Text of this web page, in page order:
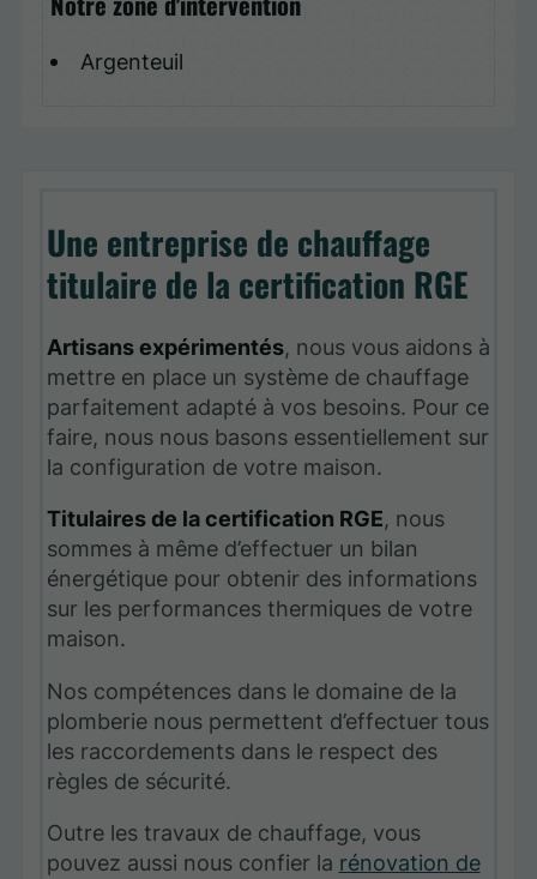
Argenteuil
Une entreprise de chauffage
titulaire de la certification RGE
Artisans expérimentés, nous vous aidons à
mettre en place un système de chauffage
parfaitement adapté à vos besoins. Pour ce
faire, nous nous basons essentiellement sur
la configuration de votre maison.
Titulaires de la certification RGE, nous
sommes à même d’effectuer un bilan
énergétique pour obtenir des informations
sur les performances thermiques de votre
maison.
Nos compétences dans le domaine de la
plomberie nous permettent d’effectuer tous
les raccordements dans le respect des
règles de sécurité.
Outre les travaux de chauffage, vous
pouvez aussi nous confier la rénovation de